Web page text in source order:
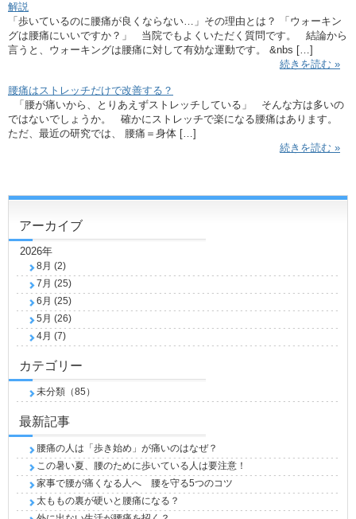
解説
「歩いているのに腰痛が良くならない…」その理由とは？ 「ウォーキン
グは腰痛にいいですか？」 当院でもよくいただく質問です。 結論から
言うと、ウォーキングは腰痛に対して有効な運動です。 &nbs […]
続きを読む »
腰痛はストレッチだけで改善する？
「腰が痛いから、とりあえずストレッチしている」 そんな方は多いの
ではないでしょうか。 確かにストレッチで楽になる腰痛はあります。
ただ、最近の研究では、 腰痛＝身体 […]
続きを読む »
アーカイブ
2026年
8月 (2)
7月 (25)
6月 (25)
5月 (26)
4月 (7)
カテゴリー
未分類（85）
最新記事
腰痛の人は「歩き始め」が痛いのはなぜ？
この暑い夏、腰のために歩いている人は要注意！
家事で腰が痛くなる人へ 腰を守る5つのコツ
太ももの裏が硬いと腰痛になる？